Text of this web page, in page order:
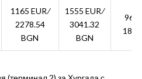
1165 EUR ∕
2278.54
BGN
1555 EUR ∕
3041.32
BGN